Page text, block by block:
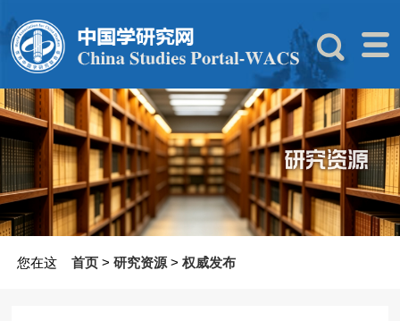
您在这 首页> 研究资源> 权威发布